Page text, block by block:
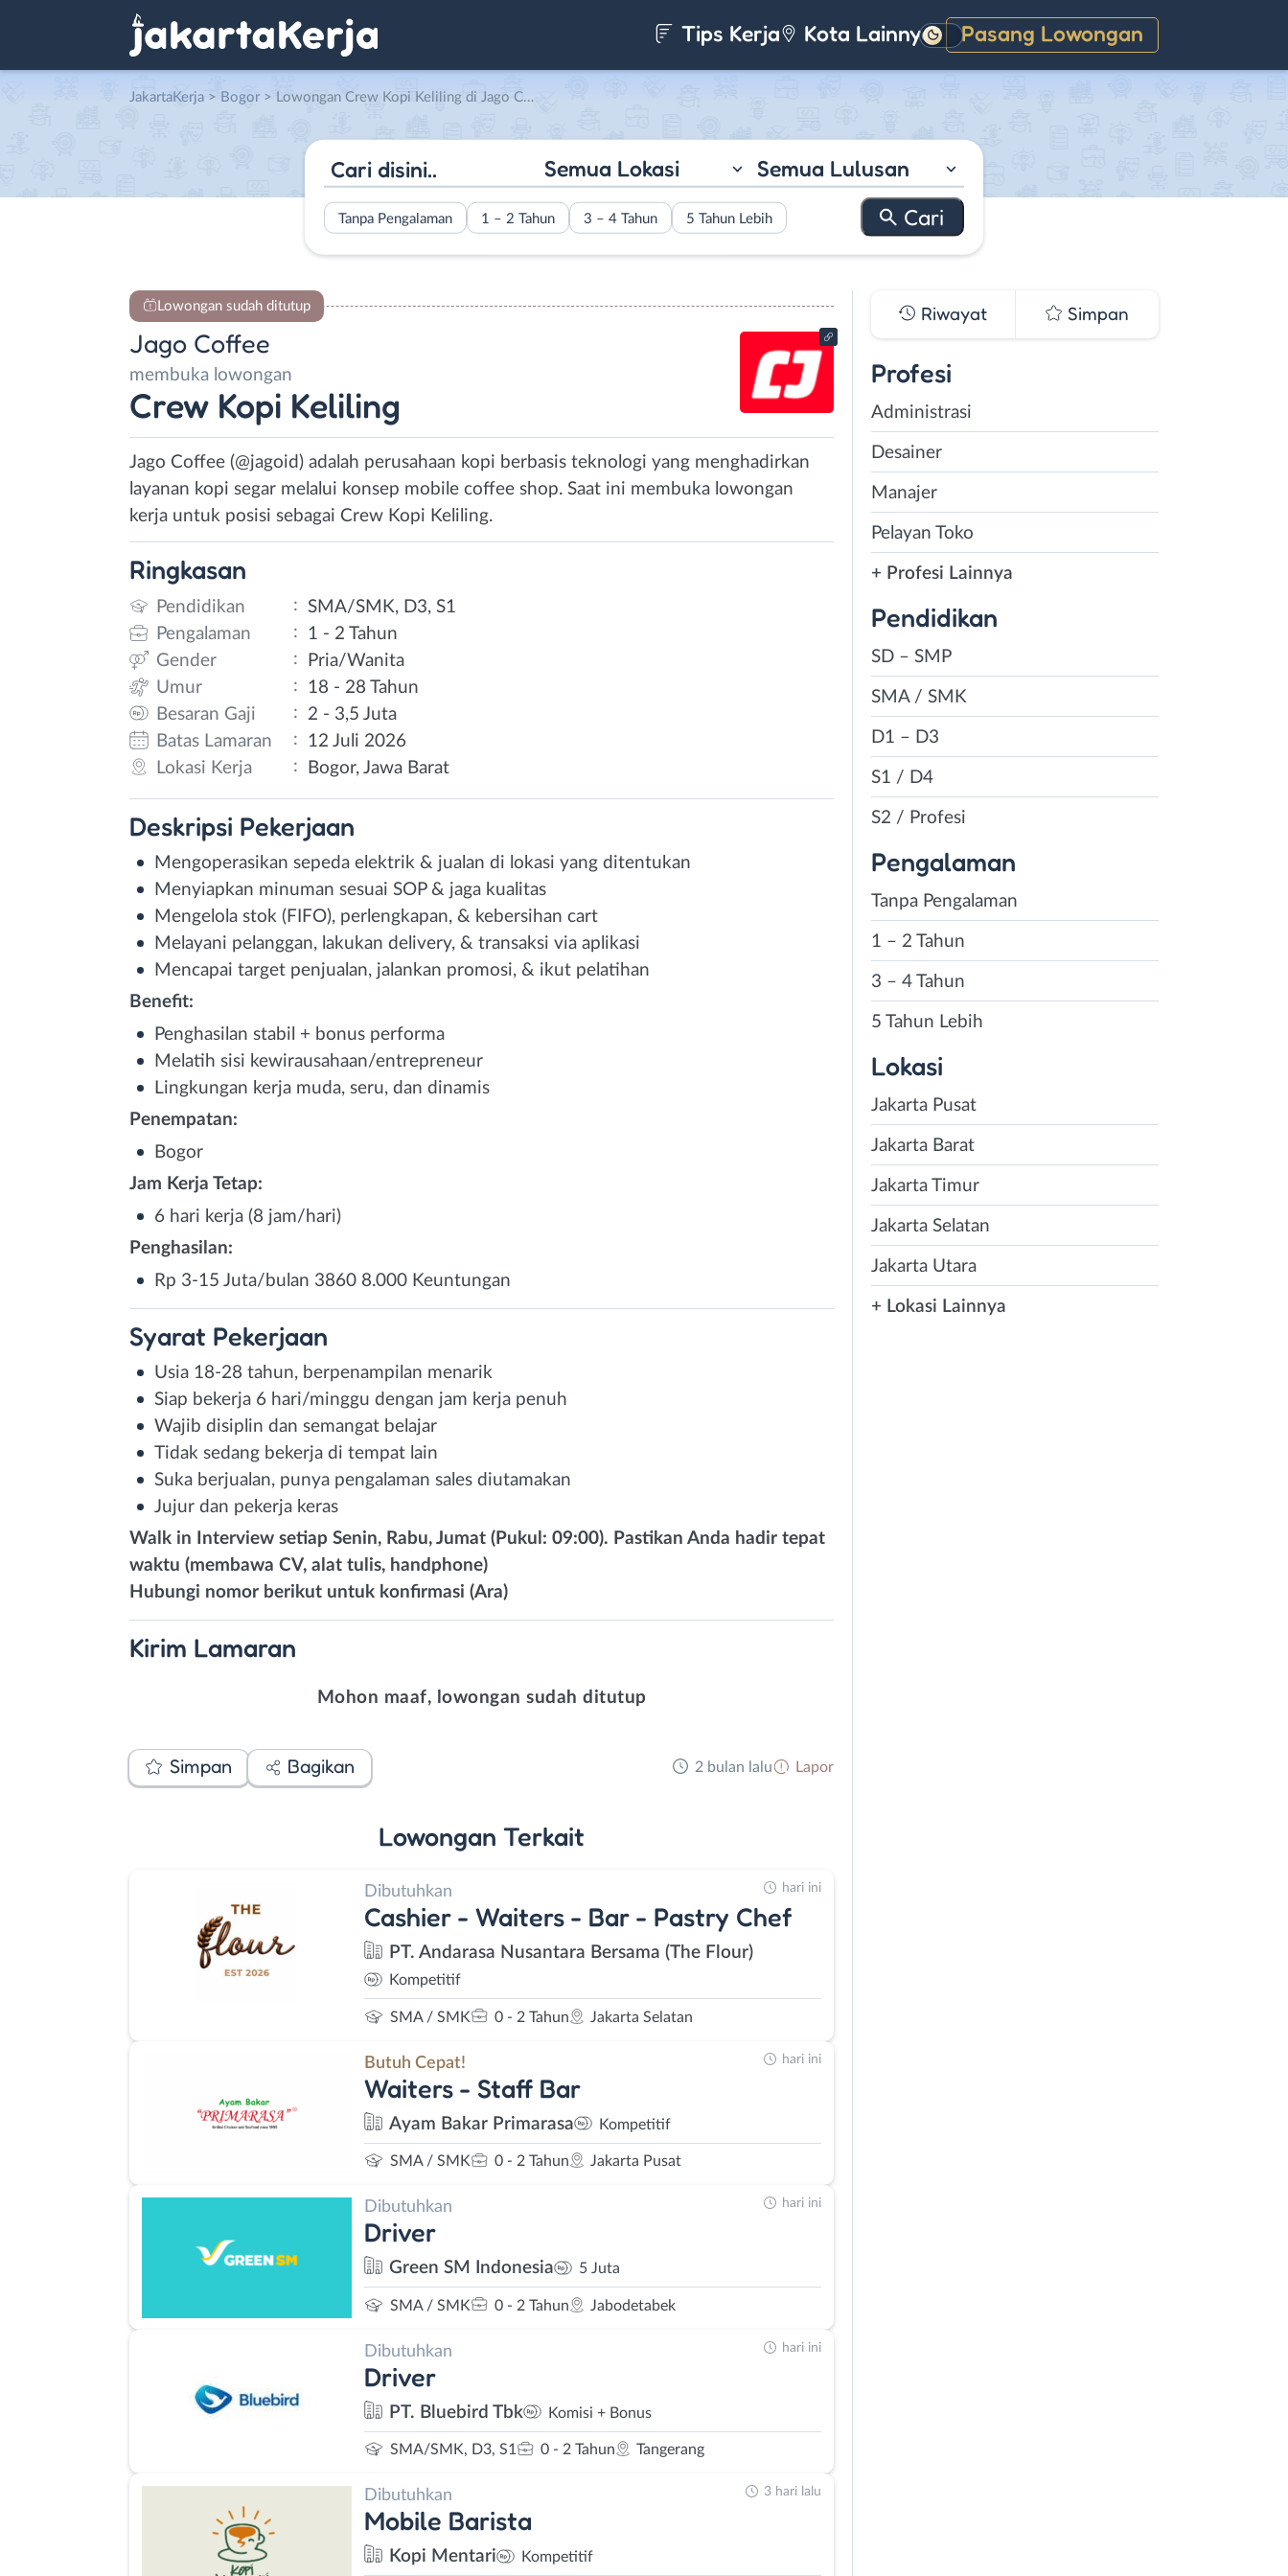
Tips Kerja Kota Lainnya Pasang Lowongan
Gelap
JakartaKerja > Bogor > Lowongan Crew Kopi Keliling di Jago Coffee
Semua Lokasi Semua Lulusan
Tanpa Pengalaman 1 – 2 Tahun 3 – 4 Tahun 5 Tahun Lebih
Lowongan sudah ditutup
Jago Coffee
membuka lowongan
Crew Kopi Keliling
Jago Coffee (@jagoid) adalah perusahaan kopi berbasis teknologi yang menghadirkan
layanan kopi segar melalui konsep mobile coffee shop. Saat ini membuka lowongan
kerja untuk posisi sebagai Crew Kopi Keliling.
Ringkasan
Pendidikan : SMA/SMK, D3, S1
Pengalaman
:
1 - 2 Tahun
Gender
:
Pria/Wanita
Umur
:
18 - 28 Tahun
Besaran Gaji
:
2 - 3,5 Juta
Batas Lamaran
:
12 Juli 2026
Lokasi Kerja
: Bogor, Jawa Barat
Deskripsi Pekerjaan
Mengoperasikan sepeda elektrik & jualan di lokasi yang ditentukan
Menyiapkan minuman sesuai SOP & jaga kualitas
Mengelola stok (FIFO), perlengkapan, & kebersihan cart
Melayani pelanggan, lakukan delivery, & transaksi via aplikasi
Mencapai target penjualan, jalankan promosi, & ikut pelatihan
Benefit:
Penghasilan stabil + bonus performa
Melatih sisi kewirausahaan/entrepreneur
Lingkungan kerja muda, seru, dan dinamis
Penempatan:
Bogor
Jam Kerja Tetap:
6 hari kerja (8 jam/hari)
Penghasilan:
Rp 3-15 Juta/bulan 3860 8.000 Keuntungan
Syarat Pekerjaan
Usia 18-28 tahun, berpenampilan menarik
Siap bekerja 6 hari/minggu dengan jam kerja penuh
Wajib disiplin dan semangat belajar
Tidak sedang bekerja di tempat lain
Suka berjualan, punya pengalaman sales diutamakan
Jujur dan pekerja keras
Walk in Interview setiap Senin, Rabu, Jumat (Pukul: 09:00). Pastikan Anda hadir tepat
waktu (membawa CV, alat tulis, handphone)
Hubungi nomor berikut untuk konfirmasi (Ara)
Kirim Lamaran
Mohon maaf, lowongan sudah ditutup
Simpan Bagikan 2 bulan lalu Lapor
Lowongan Terkait
Dibutuhkan
Cashier - Waiters - Bar - Pastry Chef
PT. Andarasa Nusantara Bersama (The Flour)
Kompetitif
SMA / SMK 0 - 2 Tahun Jakarta Selatan
hari ini
Butuh Cepat!
Waiters - Staff Bar
Ayam Bakar Primarasa Kompetitif
SMA / SMK 0 - 2 Tahun Jakarta Pusat
hari ini
Dibutuhkan
Driver
Green SM Indonesia 5 Juta
SMA / SMK 0 - 2 Tahun Jabodetabek
hari ini
Dibutuhkan
Driver
PT. Bluebird Tbk Komisi + Bonus
SMA/SMK, D3, S1 0 - 2 Tahun Tangerang
hari ini
Dibutuhkan
Mobile Barista
Kopi Mentari Kompetitif
3 hari lalu
Riwayat Simpan
Profesi
Administrasi
Desainer
Manajer
Pelayan Toko
+ Profesi Lainnya
Pendidikan
SD – SMP
SMA / SMK
D1 – D3
S1 / D4
S2 / Profesi
Pengalaman
Tanpa Pengalaman
1 – 2 Tahun
3 – 4 Tahun
5 Tahun Lebih
Lokasi
Jakarta Pusat
Jakarta Barat
Jakarta Timur
Jakarta Selatan
Jakarta Utara
+ Lokasi Lainnya